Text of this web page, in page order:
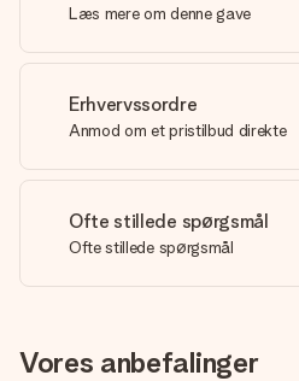
Læs mere om denne gave
Erhvervssordre
Anmod om et pristilbud direkte
Ofte stillede spørgsmål
Ofte stillede spørgsmål
Vores anbefalinger